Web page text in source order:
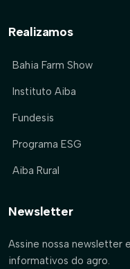
Realizamos
Bahia Farm Show
Instituto Aiba
Fundesis
Programa ESG
Aiba Rural
Newsletter
Assine nossa newsletter
informativos do agro.